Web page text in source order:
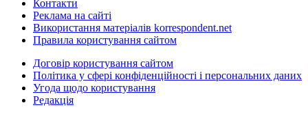
Контакти
Реклама на сайті
Використання матеріалів korrespondent.net
Правила користування сайтом
Договір користування сайтом
Політика у сфері конфіденційності і персональних даних
Угода щодо користування
Редакція